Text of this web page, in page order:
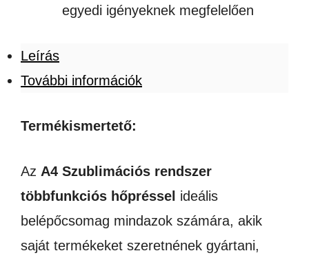
egyedi igényeknek megfelelően
Leírás
További információk
Termékismertető:
Az A4 Szublimációs rendszer
többfunkciós hőpréssel ideális
belépőcsomag mindazok számára, akik
saját termékeket szeretnének gyártani,